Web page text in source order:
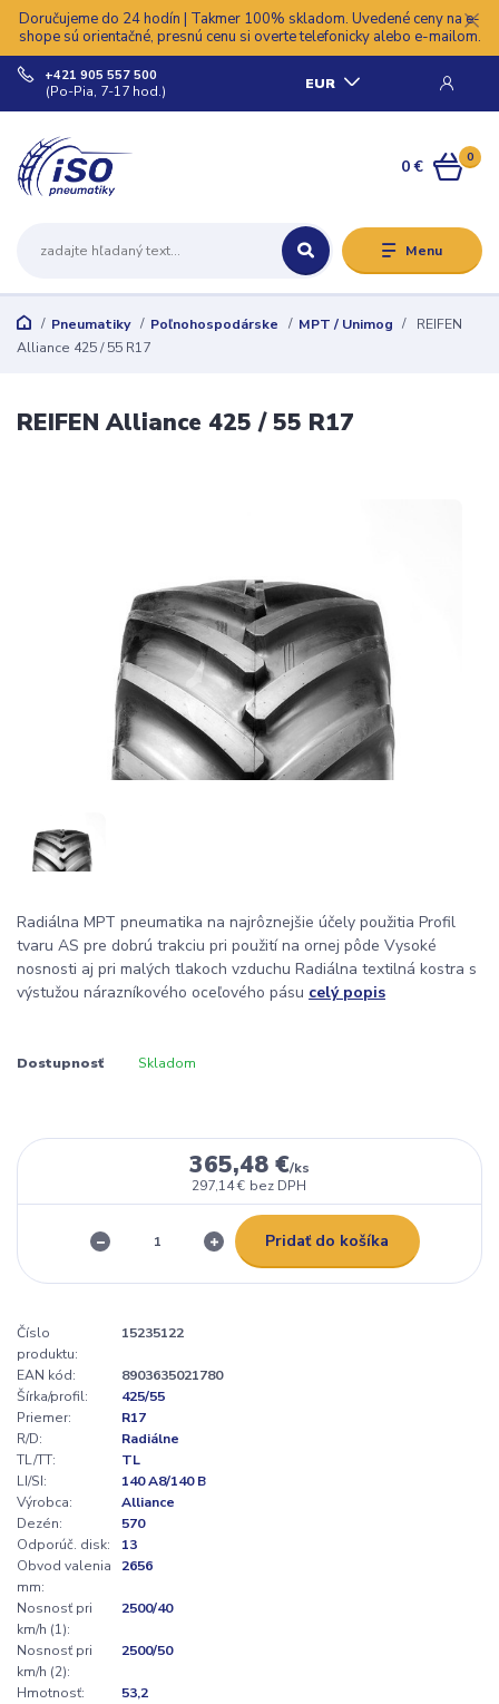
Doručujeme do 24 hodín | Takmer 100% skladom. Uvedené ceny na e-
shope sú orientačné, presnú cenu si overte telefonicky alebo e-mailom.
Menu
EUR
+421 905 557 500
(Po-Pia, 7-17 hod.)
0
0 €
Pneumatiky Poľnohospodárske MPT / Unimog
REIFEN
Alliance 425 / 55 R17
REIFEN Alliance 425 / 55 R17
Radiálna MPT pneumatika na najrôznejšie účely použitia Profil
tvaru AS pre dobrú trakciu pri použití na ornej pôde Vysoké
nosnosti aj pri malých tlakoch vzduchu Radiálna textilná kostra s
výstužou nárazníkového oceľového pásu celý popis
Dostupnosť Skladom
365,48 €/ks
297,14 € bez DPH
Pridať do košíka
Číslo
produktu:
15235122
EAN kód:
8903635021780
Šírka/profil:
425/55
Priemer:
R17
R/D:
Radiálne
TL/TT:
TL
LI/SI:
140 A8/140 B
Výrobca:
Alliance
Dezén:
570
Odporúč. disk:
13
Obvod valenia
mm:
2656
Nosnosť pri
km/h (1):
2500/40
Nosnosť pri
km/h (2):
2500/50
Hmotnosť:
53,2